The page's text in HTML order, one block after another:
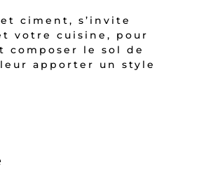
ciment, s’invite
votre cuisine, pour
le sol de
apporter un style